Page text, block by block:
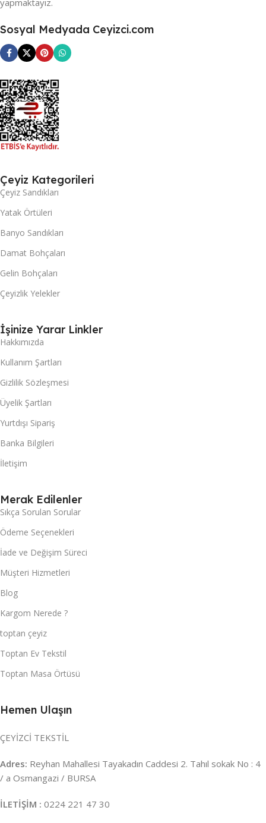
yapmaktayız.
Sosyal Medyada Ceyizci.com
Çeyiz Kategorileri
Çeyiz Sandıkları
Yatak Örtüleri
Banyo Sandıkları
Damat Bohçaları
Gelin Bohçaları
Çeyizlik Yelekler
İşinize Yarar Linkler
Hakkımızda
Kullanım Şartları
Gizlilik Sözleşmesi
Üyelik Şartları
Yurtdışı Sipariş
Banka Bilgileri
İletişim
Merak Edilenler
Sıkça Sorulan Sorular
Ödeme Seçenekleri
İade ve Değişim Süreci
Müşteri Hizmetleri
Blog
Kargom Nerede ?
toptan çeyiz
Toptan Ev Tekstil
Toptan Masa Örtüsü
Hemen Ulaşın
ÇEYİZCİ TEKSTİL
Adres: Reyhan Mahallesi Tayakadın Caddesi 2. Tahıl sokak No : 4
/ a Osmangazi / BURSA
İLETİŞİM : 0224 221 47 30